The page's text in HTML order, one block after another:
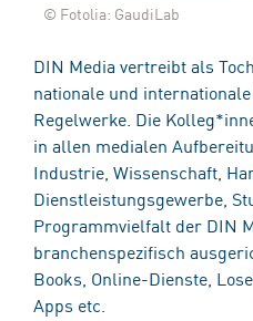
© Fotolia: GaudiLab
DIN Media vertreibt als
nationale und
Regelwerke. Die
in allen medialen
Industrie, Wissenschaft,
Dienstleistungsgewerbe,
Programmvielfalt der DIN
branchenspezifisch
Books, Online-Dienste,
Apps etc.